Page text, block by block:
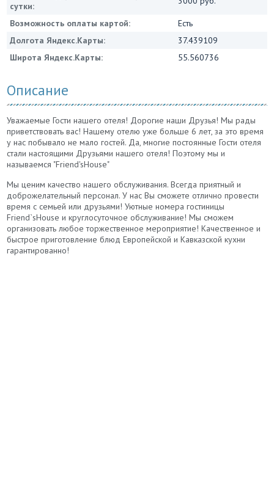
сутки:
Возможность оплаты картой:
Есть
Долгота Яндекс.Карты:
37.439109
Широта Яндекс.Карты:
55.560736
Описание
Уважаемые Гости нашего отеля! Дорогие наши Друзья! Мы рады
приветствовать вас! Нашему отелю уже больше 6 лет, за это время
у нас побывало не мало гостей. Да, многие постоянные Гости отеля
стали настоящими Друзьями нашего отеля! Поэтому мы и
называемся "Friend'sHouse"
Мы ценим качество нашего обслуживания. Всегда приятный и
доброжелательный персонал. У нас Вы сможете отлично провести
время с семьей или друзьями! Уютные номера гостиницы
Friend`sHouse и круглосуточное обслуживание! Мы сможем
организовать любое торжественное мероприятие! Качественное и
быстрое приготовление блюд Европейской и Кавказской кухни
гарантированно!